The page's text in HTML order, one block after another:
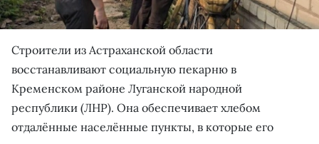
Строители из Астраханской области
восстанавливают социальную пекарню в
Кременском районе Луганской народной
республики (ЛНР). Она обеспечивает хлебом
отдалённые населённые пункты, в которые его